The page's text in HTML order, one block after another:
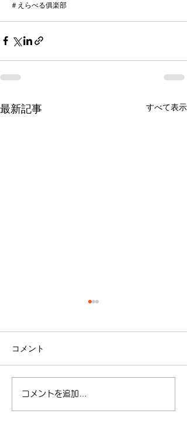
＃えらべる俱楽部
最新記事 すべて表示
【夏季休暇に関してのお
知らせ】
コメント
コメントを追加…